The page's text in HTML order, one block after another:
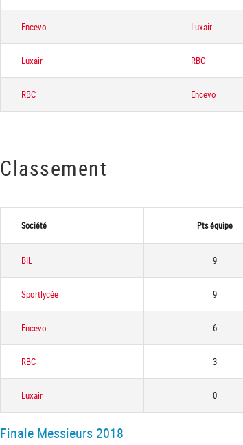
Encevo Luxair
Luxair RBC
RBC Encevo
Classement
Société Pts équipe
BIL 9
Sportlycée 9
Encevo 6
RBC 3
Luxair 0
Finale Messieurs 2018